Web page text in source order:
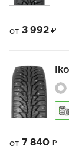
от 3 992 ₽
от 7 840 ₽